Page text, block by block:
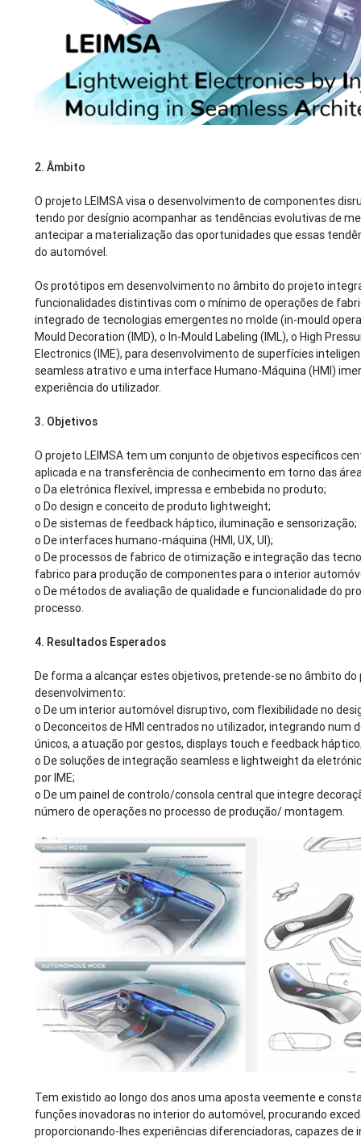
2. Âmbito
O projeto LEIMSA visa o desenvolvimento de componentes
tendo por desígnio acompanhar as tendências evolutivas de
antecipar a materialização das oportunidades que essas
do automóvel.
Os protótipos em desenvolvimento no âmbito do projeto
funcionalidades distintivas com o mínimo de operações de
integrado de tecnologias emergentes no molde (in-mould
Mould Decoration (IMD), o In-Mould Labeling (IML), o High
Electronics (IME), para desenvolvimento de superfícies
seamless atrativo e uma interface Humano-Máquina (HMI)
experiência do utilizador.
3. Objetivos
O projeto LEIMSA tem um conjunto de objetivos específicos
aplicada e na transferência de conhecimento em torno das
o Da eletrónica flexível, impressa e embebida no produto;
o Do design e conceito de produto lightweight;
o De sistemas de feedback háptico, iluminação e sensorização;
o De interfaces humano-máquina (HMI, UX, UI);
o De processos de fabrico de otimização e integração das
fabrico para produção de componentes para o interior
o De métodos de avaliação de qualidade e funcionalidade do
processo.
4. Resultados Esperados
De forma a alcançar estes objetivos, pretende-se no âmbito do
desenvolvimento:
o De um interior automóvel disruptivo, com flexibilidade no
o Deconceitos de HMI centrados no utilizador, integrando num
únicos, a atuação por gestos, displays touch e feedback
o De soluções de integração seamless e lightweight da
por IME;
o De um painel de controlo/consola central que integre
número de operações no processo de produção/ montagem.
Tem existido ao longo dos anos uma aposta veemente e
funções inovadoras no interior do automóvel, procurando
proporcionando-lhes experiências diferenciadoras, capazes de